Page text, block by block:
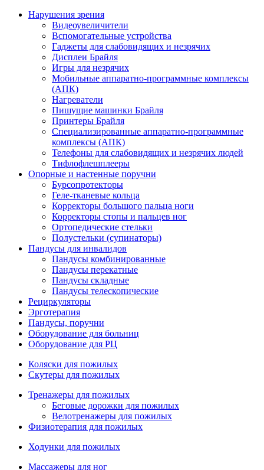
Нарушения зрения
Видеоувеличители
Вспомогательные устройства
Гаджеты для слабовидящих и незрячих
Дисплеи Брайля
Игры для незрячих
Мобильные аппаратно-программные комплексы
(АПК)
Нагреватели
Пишущие машинки Брайля
Принтеры Брайля
Специализированные аппаратно-программные
комплексы (АПК)
Телефоны для слабовидящих и незрячих людей
Тифлофлешплееры
Опорные и настенные поручни
Бурсопротекторы
Геле-тканевые кольца
Корректоры большого пальца ноги
Корректоры стопы и пальцев ног
Ортопедические стельки
Полустельки (супинаторы)
Пандусы для инвалидов
Пандусы комбинированные
Пандусы перекатные
Пандусы складные
Пандусы телескопические
Рециркуляторы
Эрготерапия
Пандусы, поручни
Оборудование для больниц
Оборудование для РЦ
Коляски для пожилых
Скутеры для пожилых
Тренажеры для пожилых
Беговые дорожки для пожилых
Велотренажеры для пожилых
Физиотерапия для пожилых
Ходунки для пожилых
Массажеры для ног